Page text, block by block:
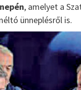
, amelyet a
ünneplésről is.